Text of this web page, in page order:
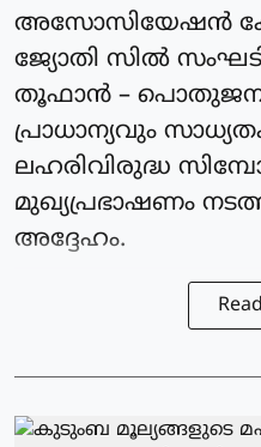
അസോസിയേഷൻ
ജ്യോതി സിൽ
തൂഫാൻ – പൊതുജന
പ്രാധാന്യവും
ലഹരിവിരുദ്ധ
മുഖ്യപ്രഭാഷണം
അദ്ദേഹം.